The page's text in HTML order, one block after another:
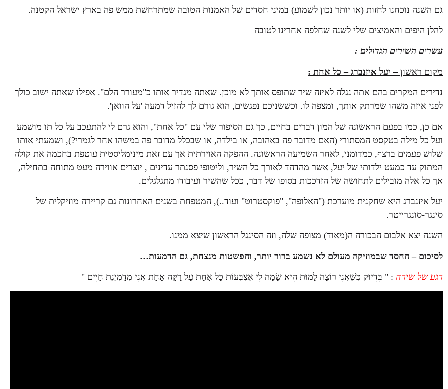
גם השנה נוכחנו לחזות (או יותר נכון לשמוע) במיני חסדים של האמנות הטובה שמתרחשת ממש פה בארץ ישראל הקטנה.
להלן היפים והאמיצים שלי לשנה שחלפה אחרינו לטובה
עשרים השירים הגדולים :
מקום ראשון – יעל איזנברג – כל אחת :
נדירים המקרים בהם אתה נגלה לאיזה שיר שתופס אותך לא מוכן. שאתה מגדיר אותו כ"מעורר הלם". אפילו שאתה ישוב כולך
לפני איזה משהו שמרתק אותך, ומצפה לו. וכששניכם נפגשים, הוא גורם לך להזיל דמעה 'על הוואן'.
אם כן, כמו בפעם הראשונה של המון דברים בחיים, כך גם הסיפור שלי עם "כל אחת", והוא גרם לי להתעכב על כל תו מושמע
ועל כל מילה בטקסט המסתורי (האם מדובר פה באהובה, או בילדה, או שבכלל מדובר פה במשהו אחר לגמרי?), ושמעתי אותו
שלוש פעמים ברצף, כמדומני, לאחר השמיעה הראשונה. ההפקה האוירתית אך עם זאת מינימליסטית עוטפת בחכמה את קולה
המתוק עד כמעט ילדותי של יעל, אשר מהדהד לאורך כל השיר, וליטופי פסנתר עדינים , יוצרים אווירה מעט מתוחה בתחילה,
אך כל אלה מובילים לתחושה של הזדככות בסופו של דבר, ככל שהשיר ועיבודו מתגלגלים.
יעל איזנברג היא שחקנית מוערכת ("האלופה", "פוקסטרוט" ועוד..), המטפחת בשנים האחרונות גם קריירה מוזיקלית של
סינגר-סונגרייטר.
השנה יצא אלבום הבכורה ה(מאוד) מצופה שלה, וזה הסינגל הראשון שיצא ממנו.
לסיכום – החסד שבמוזיקה מעולם לא נשמע ברור יותר, והפשטות מנצחת, גם הדמעות…
רגע של שירה : " בִּדִיּוּק כְּשֶׁאֲנִי רוֹצָה לָמוּת הִיא שָׂמָה לִי אֶצְבְּעוֹת כָּל אַחַת עַל רַקָּה אַחַת אֲנִי מְדַמְיֶנֶת חַיִּים "